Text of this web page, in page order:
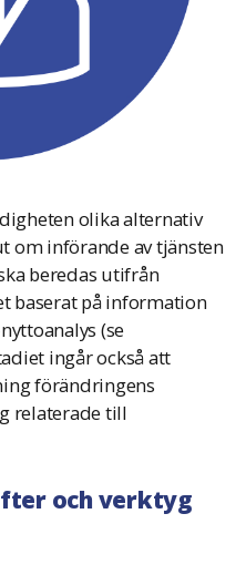
olika alternativ
om införande av tjänsten
beredas utifrån
baserat på information
(se
ingår också att
förändringens
relaterade till
och verktyg